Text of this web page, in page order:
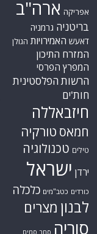
אפריקה ארה"ב
בריטניה גרמניה
דאעש האמירויות הגולן
המזרח התיכון
המפרץ הפרסי
הרשות הפלסטינית
חות'ים
חיזבאללה
חמאס טורקיה
טילים טכנולוגיה
ירדן ישראל
כורדים כטב"מים כלכלה
לבנון מצרים
סוריה